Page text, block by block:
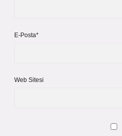
E-Posta*
Web Sitesi